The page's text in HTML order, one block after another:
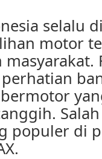
selalu
motor
populer di